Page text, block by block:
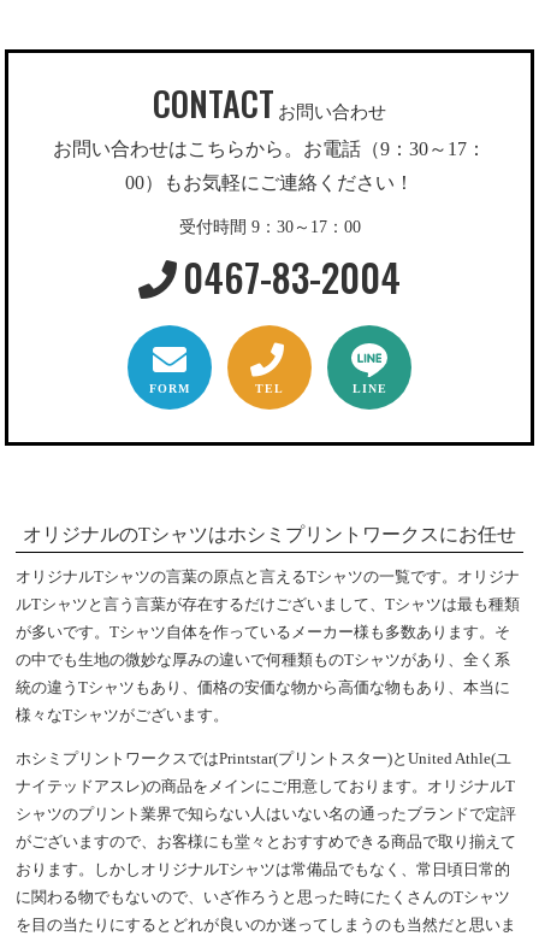
CONTACT お問い合わせ
お問い合わせはこちらから。お電話（9：30～17：
00）もお気軽にご連絡ください！
受付時間 9：30～17：00
0467-83-2004
FORM TEL LINE
オリジナルのTシャツはホシミプリントワークスにお任せ
オリジナルTシャツの言葉の原点と言えるTシャツの一覧です。オリジナ
ルTシャツと言う言葉が存在するだけございまして、Tシャツは最も種類
が多いです。Tシャツ自体を作っているメーカー様も多数あります。そ
の中でも生地の微妙な厚みの違いで何種類ものTシャツがあり、全く系
統の違うTシャツもあり、価格の安価な物から高価な物もあり、本当に
様々なTシャツがございます。
ホシミプリントワークスではPrintstar(プリントスター)とUnited Athle(ユ
ナイテッドアスレ)の商品をメインにご用意しております。オリジナルT
シャツのプリント業界で知らない人はいない名の通ったブランドで定評
がございますので、お客様にも堂々とおすすめできる商品で取り揃えて
おります。しかしオリジナルTシャツは常備品でもなく、常日頃日常的
に関わる物でもないので、いざ作ろうと思った時にたくさんのTシャツ
を目の当たりにするとどれが良いのか迷ってしまうのも当然だと思いま